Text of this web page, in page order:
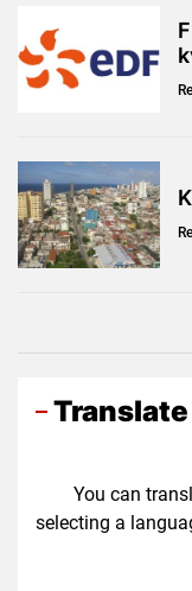
Translate
You can
selecting a